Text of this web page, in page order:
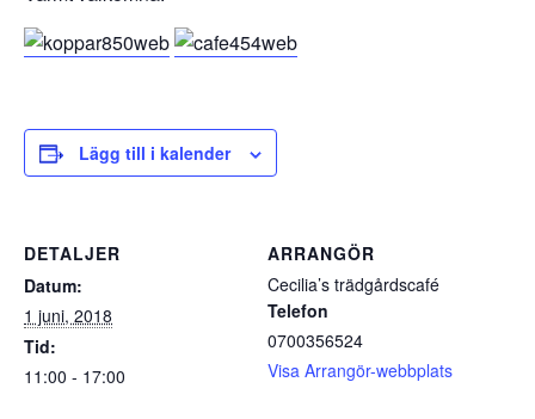
Lägg till i kalender
DETALJER
Datum:
1 juni, 2018
Tid:
11:00 - 17:00
ARRANGÖR
Cecilia’s trädgårdscafé
Telefon
0700356524
Visa Arrangör-webbplats